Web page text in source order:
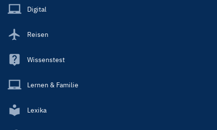
Main
Digital
Reisen
Wissenstest
Lernen & Familie
Lexika